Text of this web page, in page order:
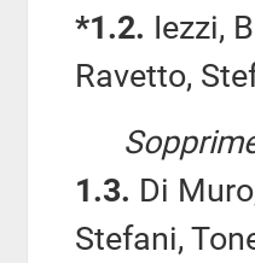
*1.2. Iezzi,
Ravetto,
1.3. Di
Stefani,